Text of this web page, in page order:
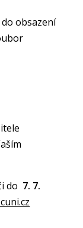
obsazení
do 7. 7.